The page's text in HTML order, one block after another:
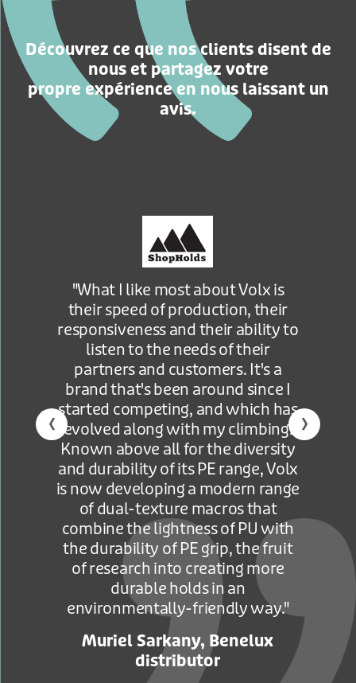
Découvrez ce que nos clients disent de
nous et partagez votre
propre expérience en nous laissant un
avis.
"What I like most about Volx is
their speed of production, their
responsiveness and their ability to
listen to the needs of their
partners and customers. It's a
brand that's been around since I
started competing, and which has
evolved along with my climbing.
Known above all for the diversity
and durability of its PE range, Volx
is now developing a modern range
of dual-texture macros that
combine the lightness of PU with
the durability of PE grip, the fruit
of research into creating more
durable holds in an
environmentally-friendly way."
Muriel Sarkany, Benelux
distributor
‹ ›